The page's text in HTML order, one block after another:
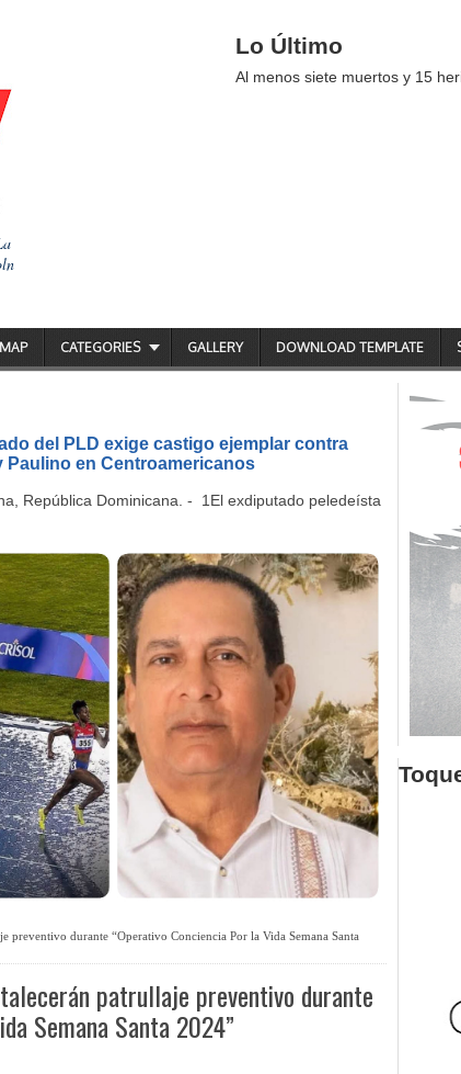
Lo Último
Al menos siete muertos y 15
CATEGORIES GALLERY DOWNLOAD TEMPLATE
del PLD exige castigo ejemplar contra
Paulino en Centroamericanos
República Dominicana. - 1El exdiputado peledeísta
preventivo durante “Operativo Conciencia Por la Vida Semana Santa
patrullaje preventivo durante
Semana Santa 2024”